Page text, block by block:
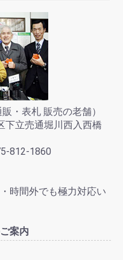
・表札 販売の老舗）
下立売通堀川西入西橋
812-1860
時間外でも極力対応い
案内